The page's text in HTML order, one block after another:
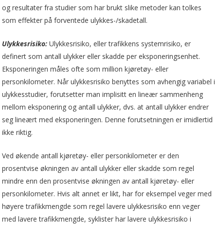
og resultater fra studier som har brukt slike metoder kan tolkes
som effekter på forventede ulykkes-/skadetall.
Ulykkesrisiko: Ulykkesrisiko, eller trafikkens systemrisiko, er
definert som antall ulykker eller skadde per eksponeringsenhet.
Eksponeringen måles ofte som million kjøretøy- eller
personkilometer. Når ulykkesrisiko benyttes som avhengig variabel i
ulykkesstudier, forutsetter man implisitt en lineær sammenheng
mellom eksponering og antall ulykker, dvs. at antall ulykker endrer
seg lineært med eksponeringen. Denne forutsetningen er imidlertid
ikke riktig.
Ved økende antall kjøretøy- eller personkilometer er den
prosentvise økningen av antall ulykker eller skadde som regel
mindre enn den prosentvise økningen av antall kjøretøy- eller
personkilometer. Hvis alt annet er likt, har for eksempel veger med
høyere trafikkmengde som regel lavere ulykkesrisiko enn veger
med lavere trafikkmengde, syklister har lavere ulykkesrisiko i